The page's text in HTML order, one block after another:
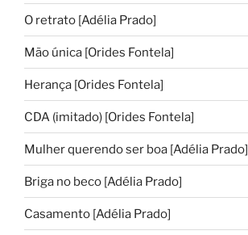
O retrato [Adélia Prado]
Mão única [Orides Fontela]
Herança [Orides Fontela]
CDA (imitado) [Orides Fontela]
Mulher querendo ser boa [Adélia Prado]
Briga no beco [Adélia Prado]
Casamento [Adélia Prado]